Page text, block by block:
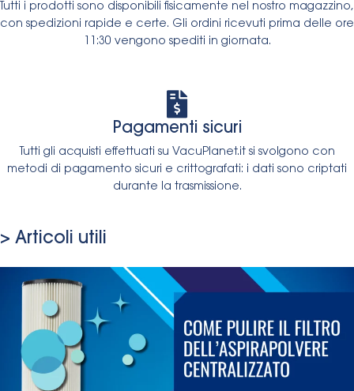
Tutti i prodotti sono disponibili fisicamente nel nostro magazzino,
con spedizioni rapide e certe. Gli ordini ricevuti prima delle ore
11:30 vengono spediti in giornata.
Pagamenti sicuri
Tutti gli acquisti effettuati su VacuPlanet.it si svolgono con
metodi di pagamento sicuri e crittografati: i dati sono criptati
durante la trasmissione.
> Articoli utili